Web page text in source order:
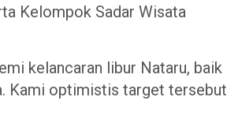
Kelompok Sadar Wisata
kelancaran libur Nataru, baik
Kami optimistis target tersebut